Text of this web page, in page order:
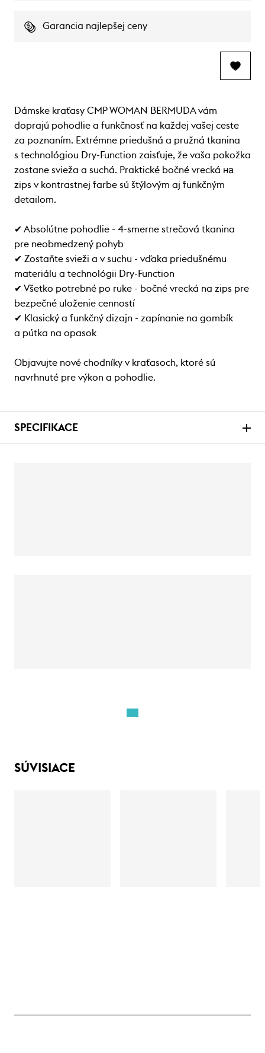
Garancia najlepšej ceny
Dámske kraťasy CMP WOMAN BERMUDA vám
doprajú pohodlie a funkčnosť na každej vašej ceste
za poznaním. Extrémne priedušná a pružná tkanina
s technológiou Dry-Function zaisťuje, že vaša pokožka
zostane svieža a suchá. Praktické bočné vrecká на
zips v kontrastnej farbe sú štýlovým aj funkčným
detailom.
✔ Absolútne pohodlie - 4-smerne strečová tkanina
pre neobmedzený pohyb
✔ Zostaňte svieži a v suchu - vďaka priedušnému
materiálu a technológii Dry-Function
✔ Všetko potrebné po ruke - bočné vrecká na zips pre
bezpečné uloženie cenností
✔ Klasický a funkčný dizajn - zapínanie na gombík
a pútka na opasok
Objavujte nové chodníky v kraťasoch, ktoré sú
navrhnuté pre výkon a pohodlie.
SPECIFIKACE
SÚVISIACE